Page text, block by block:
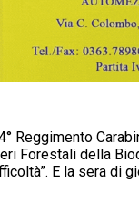
Reggimento
Forestali della
E la sera di